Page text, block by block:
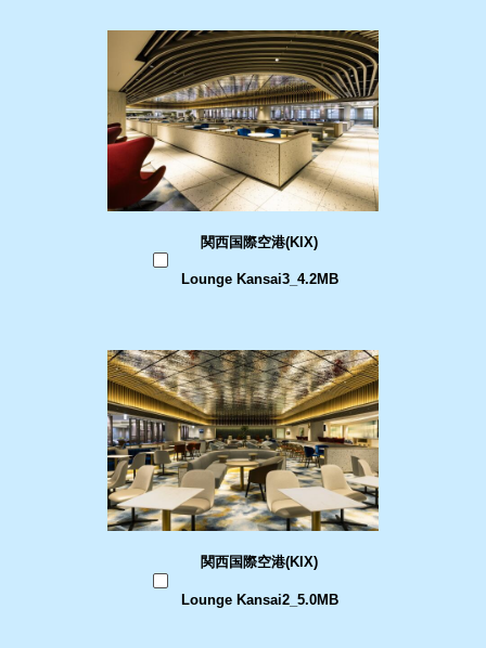
関西国際空港(KIX)
Lounge Kansai3_4.2MB
関西国際空港(KIX)
Lounge Kansai2_5.0MB